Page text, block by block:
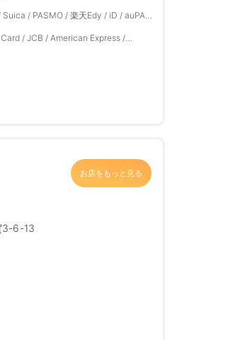
/ PASMO / 楽天Edy / iD / auPAY
/ JCB / American Express /
お店をもっと見る
3-6-13